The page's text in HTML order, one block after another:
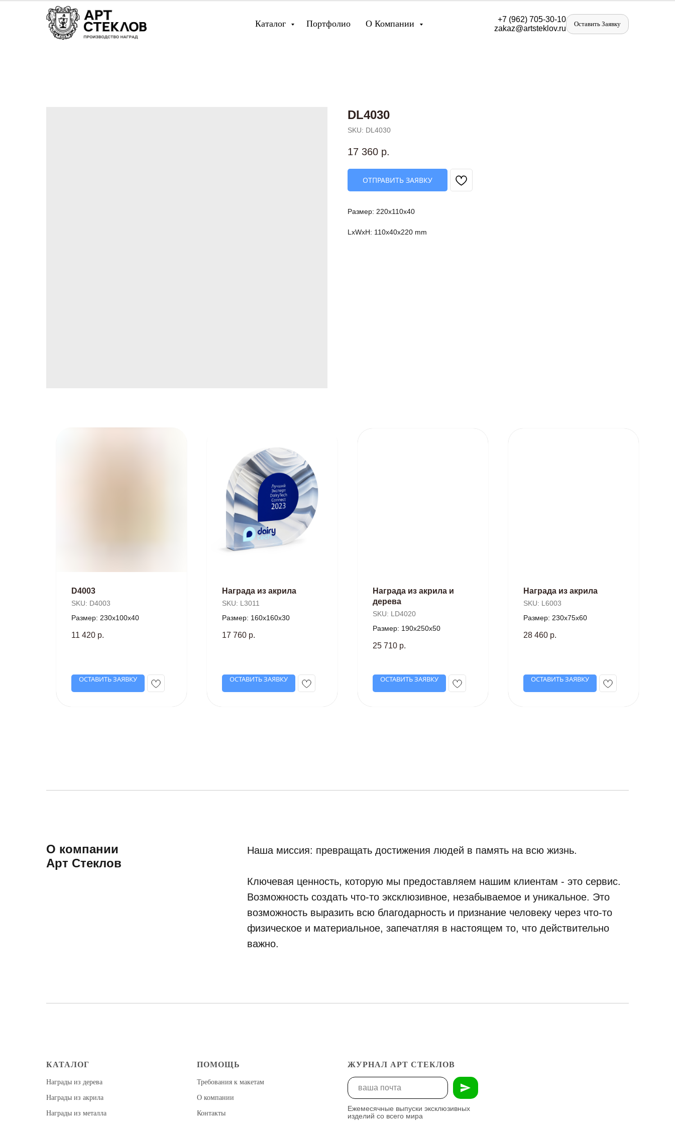
Каталог Портфолио О Компании +7 (962) 705-30-10
zakaz@artsteklov.ru
Оставить Заявку
DL4030
SKU: DL4030
17 360 р.
ОТПРАВИТЬ ЗАЯВКУ
Размер: 220х110х40
LxWxH: 110x40x220 mm
D4003
SKU: D4003
Размер: 230х100х40
11 420 р.
ОСТАВИТЬ ЗАЯВКУ
Награда из акрила
SKU: L3011
Размер: 160х160х30
17 760 р.
ОСТАВИТЬ ЗАЯВКУ
Награда из акрила и
дерева
SKU: LD4020
Размер: 190х250х50
25 710 р.
ОСТАВИТЬ ЗАЯВКУ
Награда из акрила
SKU: L6003
Размер: 230х75х60
28 460 р.
ОСТАВИТЬ ЗАЯВКУ
О компании
Арт Стеклов
Наша миссия: превращать достижения людей в память на всю жизнь.
Ключевая ценность, которую мы предоставляем нашим клиентам - это сервис.
Возможность создать что-то эксклюзивное, незабываемое и уникальное. Это
возможность выразить всю благодарность и признание человеку через что-то
физическое и материальное, запечатляя в настоящем то, что действительно
важно.
КАТАЛОГ
Награды из дерева
Награды из акрила
Награды из металла
ПОМОЩЬ
Требования к макетам
О компании
Контакты
ЖУРНАЛ АРТ СТЕКЛОВ
Ежемесячные выпуски эксклюзивных
изделий со всего мира